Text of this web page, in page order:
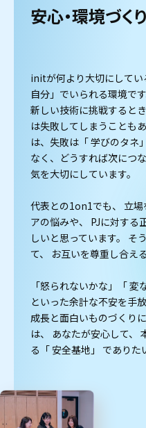
安心・環境づくり
initが何より大切にして
自分」でいられる環境です
新しい技術に挑戦すると
は失敗してしまうことも
は、失敗は「 学びのタネ
なく、どうすれば次につ
気を大切にしています。
代表との1on1でも、 立場
アの悩みや、 PJに対する
しいと思っています。 そ
て、 お互いを尊重し合え
「怒られないかな」「
といった余計な不安を手
成長と面白いものづくり
は、 あなたが安心して、
る「 安全基地」 でありた